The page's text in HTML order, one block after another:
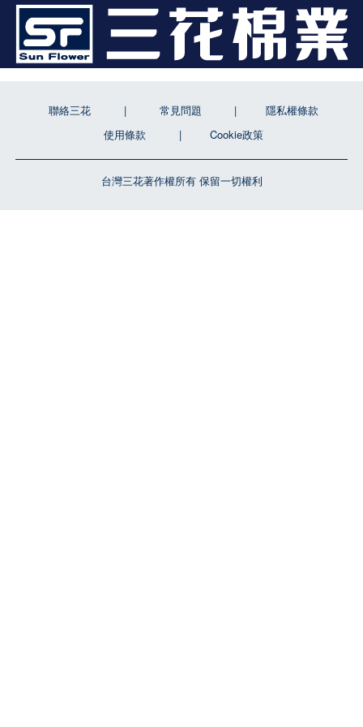
台灣三花著作權所有 保留一切權利
聯絡三花 常見問題
隱私權條款
使用條款
Cookie政策